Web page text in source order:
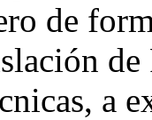
de
a